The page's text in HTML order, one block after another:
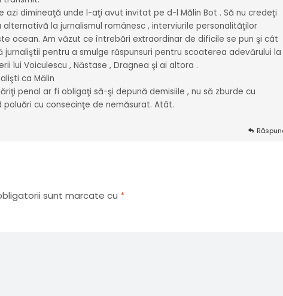
dimineaţă unde l-aţi avut invitat pe d-l Mălin Bot . Să nu credeţi
la jurnalismul românesc , interviurile personalităţilor
ocean. Am văzut ce întrebări extraordinar de dificile se pun şi cât
jurnaliştii pentru a smulge răspunsuri pentru scoaterea adevărului la
lui Voiculescu , Năstase , Dragnea şi ai altora .
ca Mălin
penal ar fi obligaţi să-şi depună demisiile , nu să zburde cu
cu consecinţe de nemăsurat. Atât.
sunt marcate cu *